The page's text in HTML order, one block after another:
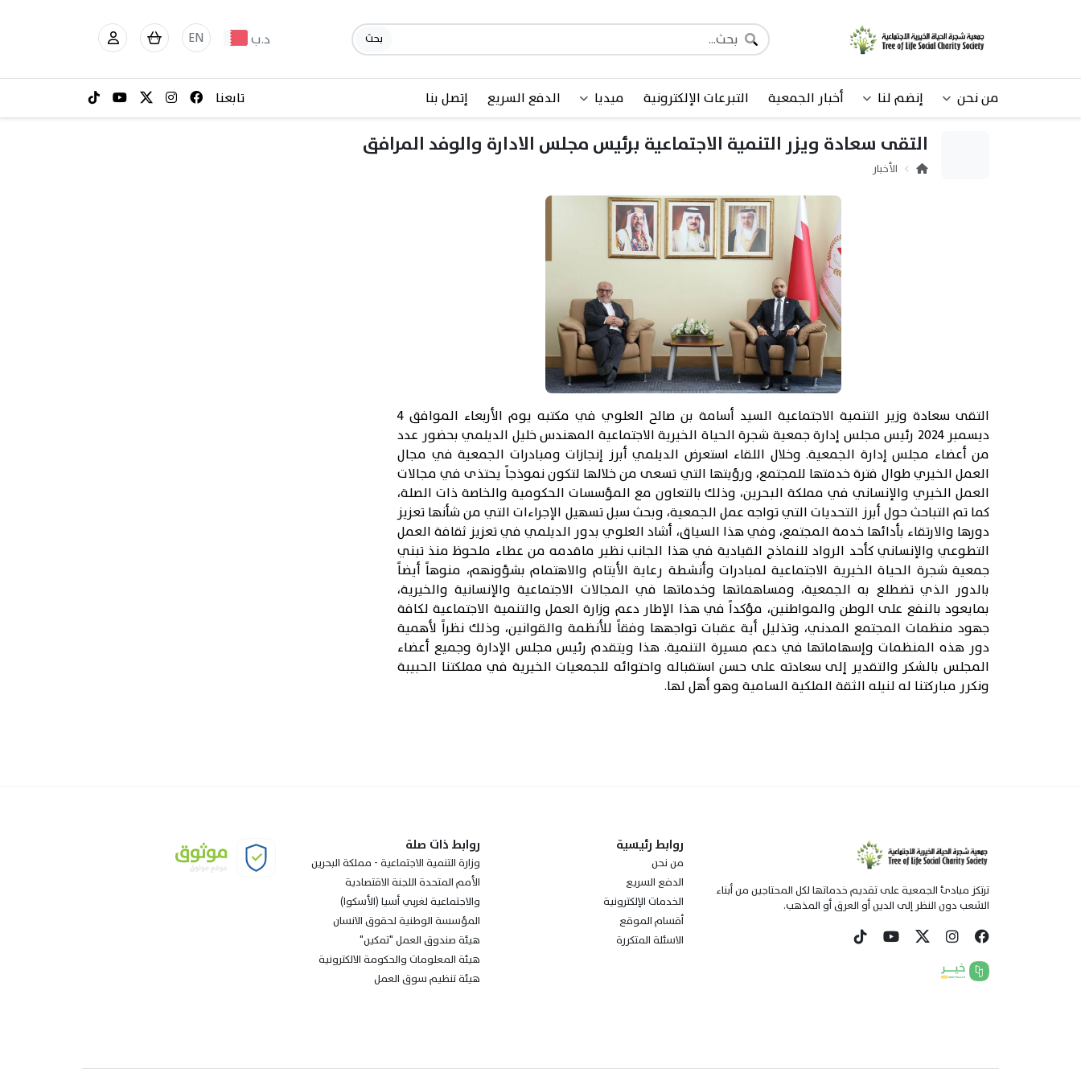
بحث د.ب EN
من نحن إنضم لنا أخبار الجمعية التبرعات الإلكترونية ميديا الدفع السريع إتصل بنا تابعنا
التقى سعادة ويزر التنمية الاجتماعية برئيس مجلس الادارة والوفد المرافق
الأخبار
التقى سعادة وزير التنمية الاجتماعية السيد أسامة بن صالح العلوي في مكتبه يوم الأربعاء الموافق 4
ديسمبر 2024 رئيس مجلس إدارة جمعية شجرة الحياة الخيرية الاجتماعية المهندس خليل الديلمي بحضور عدد
من أعضاء مجلس إدارة الجمعية. وخلال اللقاء استعرض الديلمي أبرز إنجازات ومبادرات الجمعية في مجال
العمل الخيري طوال فترة خدمتها للمجتمع، ورؤيتها التي تسعى من خلالها لتكون نموذجاً يحتذى في مجالات
العمل الخيري والإنساني في مملكة البحرين، وذلك بالتعاون مع المؤسسات الحكومية والخاصة ذات الصلة،
كما تم التباحث حول أبرز التحديات التي تواجه عمل الجمعية، وبحث سبل تسهيل الإجراءات التي من شأنها تعزيز
دورها والارتقاء بأدائها خدمة المجتمع، وفي هذا السياق، أشاد العلوي بدور الديلمي في تعزيز ثقافة العمل
التطوعي والإنساني كأحد الرواد للنماذج القيادية في هذا الجانب نظير ماقدمه من عطاء ملحوظ منذ تبني
جمعية شجرة الحياة الخيرية الاجتماعية لمبادرات وأنشطة رعاية الأيتام والاهتمام بشؤونهم، منوهاً أيضاً
بالدور الذي تضطلع به الجمعية، ومساهماتها وخدماتها في المجالات الاجتماعية والإنسانية والخيرية،
بمايعود بالنفع على الوطن والمواطنين، مؤكداً في هذا الإطار دعم وزارة العمل والتنمية الاجتماعية لكافة
جهود منظمات المجتمع المدني، وتذليل أية عقبات تواجهها وفقاً للأنظمة والقوانين، وذلك نظراً لأهمية
دور هذه المنظمات وإسهاماتها في دعم مسيرة التنمية. هذا ويتقدم رئيس مجلس الإدارة وجميع أعضاء
المجلس بالشكر والتقدير إلى سعادته على حسن استقباله واحتوائه للجمعيات الخيرية في مملكتنا الحبيبة
ونكرر مباركتنا له لنيله الثقة الملكية السامية وهو أهل لها.
ترتكز مبادئ الجمعية على تقديم خدماتها لكل المحتاجين من أبناء
الشعب دون النظر إلى الدين أو العرق أو المذهب.
روابط رئيسية
من نحن
الدفع السريع
الخدمات الإلكترونية
أقسام الموقع
الاسئلة المتكررة
روابط ذات صلة
وزارة التنمية الاجتماعية - مملكة البحرين
الأمم المتحدة اللجنة الاقتصادية
والاجتماعية لغربي أسيا (الأسكوا)
المؤسسة الوطنية لحقوق الانسان
هيئة صندوق العمل "تمكين"
هيئة المعلومات والحكومة الالكترونية
هيئة تنظيم سوق العمل